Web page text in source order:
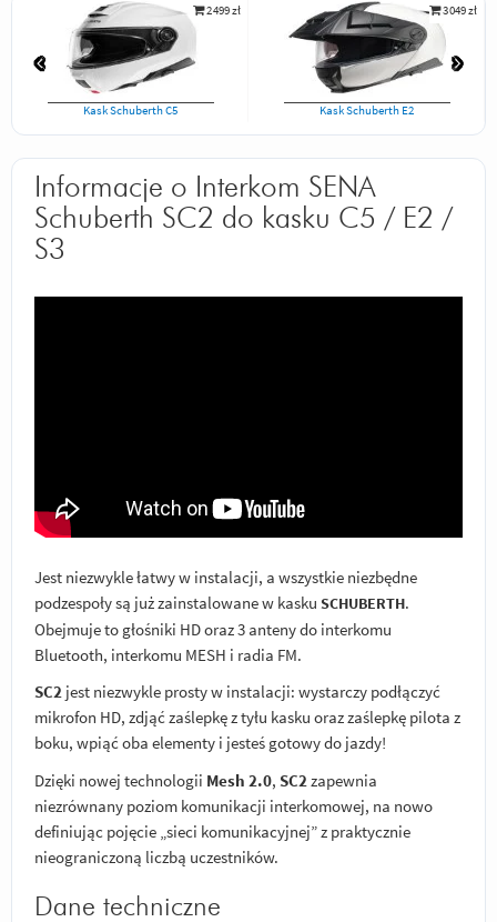
2 499 zł
Kask Schuberth C5
3 049 zł
Kask Schuberth E2
Informacje o Interkom SENA
Schuberth SC2 do kasku C5 / E2 /
S3
Jest niezwykle łatwy w instalacji, a wszystkie niezbędne
podzespoły są już zainstalowane w kasku SCHUBERTH.
Obejmuje to głośniki HD oraz 3 anteny do interkomu
Bluetooth, interkomu MESH i radia FM.
SC2 jest niezwykle prosty w instalacji: wystarczy podłączyć
mikrofon HD, zdjąć zaślepkę z tyłu kasku oraz zaślepkę pilota z
boku, wpiąć oba elementy i jesteś gotowy do jazdy!
Dzięki nowej technologii Mesh 2.0, SC2 zapewnia
niezrównany poziom komunikacji interkomowej, na nowo
definiując pojęcie „sieci komunikacyjnej” z praktycznie
nieograniczoną liczbą uczestników.
Dane techniczne